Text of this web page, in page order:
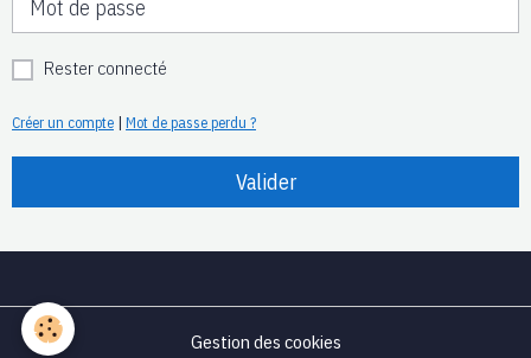
Rester connecté
Créer un compte | Mot de passe perdu ?
Valider
Gestion des cookies